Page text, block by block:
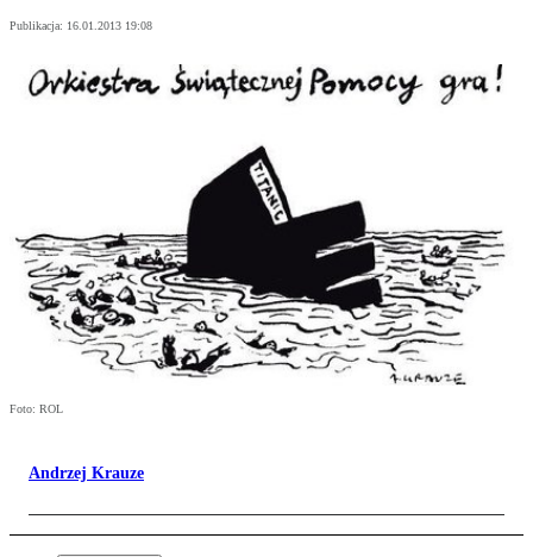
Publikacja: 16.01.2013 19:08
Foto: ROL
Andrzej Krauze